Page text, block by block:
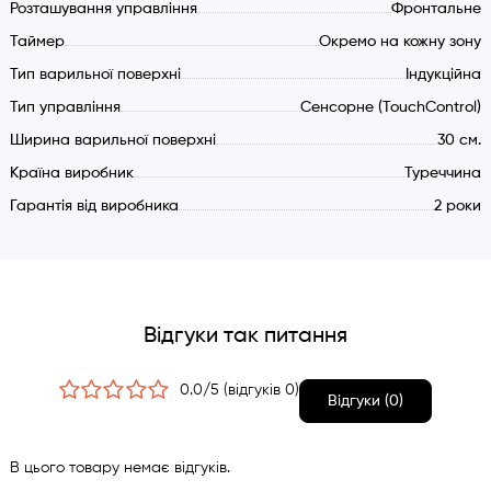
Розташування управління Фронтальне
Таймер Окремо на кожну зону
Тип варильної поверхні Індукційна
Тип управління Сенсорне (TouchControl)
Ширина варильної поверхні 30 см.
Країна виробник Туреччина
Гарантія від виробника 2 роки
Відгуки так питання
0.0/5 (відгуків 0)
Відгуки (0)
В цього товару немає відгуків.